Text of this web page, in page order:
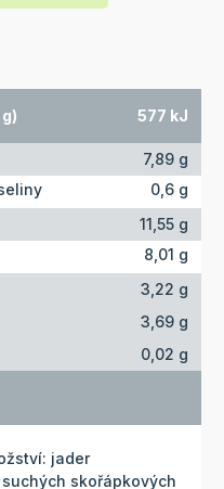
577 kJ
7,89 g
0,6 g
11,55 g
8,01 g
3,22 g
3,69 g
0,02 g
jader
skořápkových